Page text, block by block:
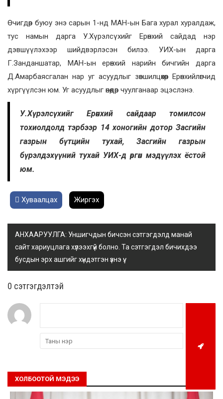
Өчигдөр буюу энэ сарын 1-нд МАН-ын Бага хурал хуралдаж,
тус намын дарга У.Хүрэлсүхийг Ерөнхий сайдад нэр
дэвшүүлэхээр шийдвэрлэсэн билээ. УИХ-ын дарга
Г.Занданшатар, МАН-ын ерөнхий нарийн бичгийн дарга
Д.Амарбаясгалан нар уг асуудлыг зөвшилцөхөөр Ерөнхийлөгчид
хүргүүлсэн юм. Уг асуудлыг өнөөдөр чуулганаар эцэслэнэ.
У.Хүрэлсүхийг Ерөнхий сайдаар томилсон
тохиолдолд тэрбээр 14 хоногийн дотор Засгийн
газрын бүтцийн тухай, Засгийн газрын
бүрэлдэхүүний тухай УИХ-д өргөн мэдүүлэх ёстой
юм.
Хуваалцах Жиргэх
АНХААРУУЛГА: Уншигчдын бичсэн сэтгэгдэлд манай
сайт хариуцлага хүлээхгүй болно. Та сэтгэгдэл бичихдээ
бусдын эрх ашгийг хүндэтгэн үзнэ үү.
0 cэтгэгдэлтэй
ХОЛБООТОЙ МЭДЭЭ